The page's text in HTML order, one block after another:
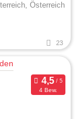
Österreich
23
4 Bew.